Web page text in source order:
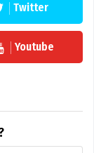
Twitter
Youtube